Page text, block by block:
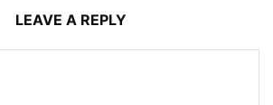
LEAVE A REPLY